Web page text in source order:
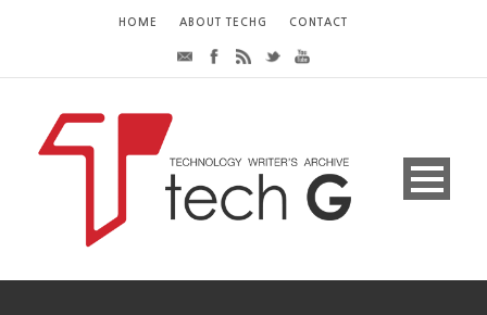
HOME ABOUT TECHG CONTACT